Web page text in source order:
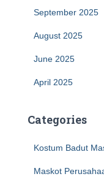
September 2025
August 2025
June 2025
April 2025
Categories
Kostum Badut
Maskot